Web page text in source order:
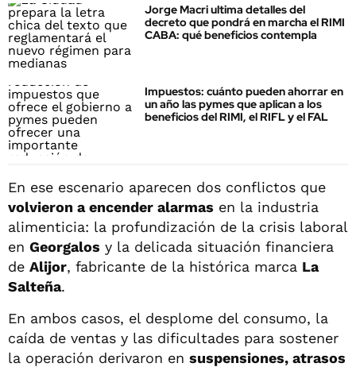
Jorge Macri ultima detalles del
decreto que pondrá en marcha el RIMI
CABA: qué beneficios contempla
Impuestos: cuánto pueden ahorrar en
un año las pymes que aplican a los
beneficios del RIMI, el RIFL y el FAL
En ese escenario aparecen dos conflictos que
volvieron a encender alarmas en la industria
alimenticia: la profundización de la crisis laboral
en Georgalos y la delicada situación financiera
de Alijor, fabricante de la histórica marca La
Salteña.
En ambos casos, el desplome del consumo, la
caída de ventas y las dificultades para sostener
la operación derivaron en suspensiones, atrasos